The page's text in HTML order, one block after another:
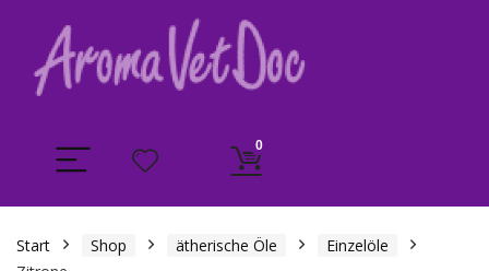
0
Start Shop ätherische Öle
Einzelöle